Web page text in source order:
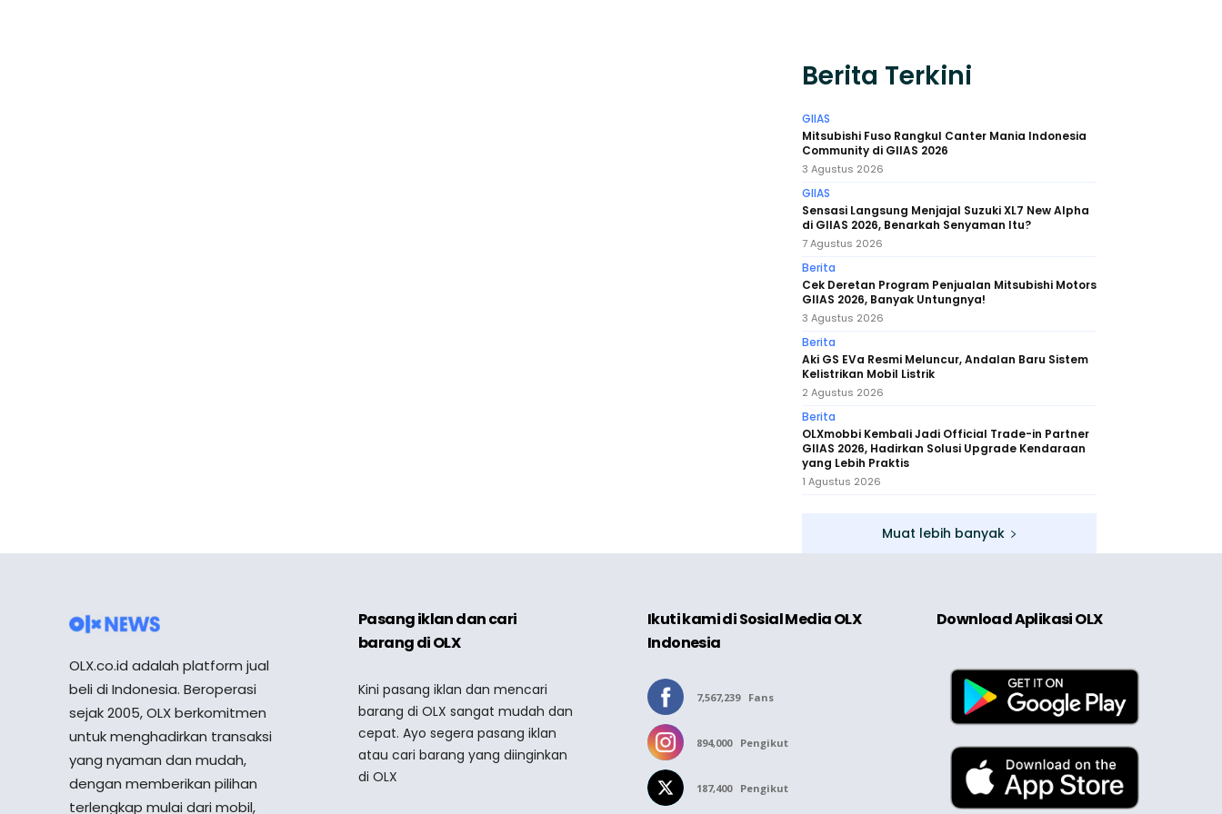
Berita Terkini
GIIAS
Mitsubishi Fuso Rangkul Canter Mania Indonesia
Community di GIIAS 2026
3 Agustus 2026
GIIAS
Sensasi Langsung Menjajal Suzuki XL7 New Alpha
di GIIAS 2026, Benarkah Senyaman Itu?
7 Agustus 2026
Berita
Cek Deretan Program Penjualan Mitsubishi Motors
GIIAS 2026, Banyak Untungnya!
3 Agustus 2026
Berita
Aki GS EVa Resmi Meluncur, Andalan Baru Sistem
Kelistrikan Mobil Listrik
2 Agustus 2026
Berita
OLXmobbi Kembali Jadi Official Trade-in Partner
GIIAS 2026, Hadirkan Solusi Upgrade Kendaraan
yang Lebih Praktis
1 Agustus 2026
Muat lebih banyak
OLX.co.id adalah platform jual
beli di Indonesia. Beroperasi
sejak 2005, OLX berkomitmen
untuk menghadirkan transaksi
yang nyaman dan mudah,
dengan memberikan pilihan
terlengkap mulai dari mobil,
Pasang iklan dan cari
barang di OLX
Kini pasang iklan dan mencari
barang di OLX sangat mudah dan
cepat. Ayo segera pasang iklan
atau cari barang yang diinginkan
di OLX
Ikuti kami di Sosial Media OLX
Indonesia
7,567,239 Fans
894,000 Pengikut
187,400 Pengikut
Download Aplikasi OLX